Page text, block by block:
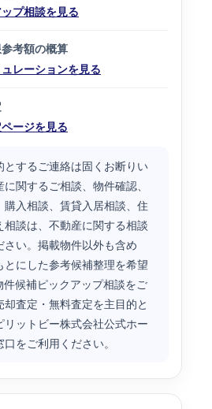
プ相談を見る
考額の概算
レーションを見る
ージを見る
とするご連絡は固くお断りい
関するご相談、物件確認、
購入相談、賃貸入居相談、住
相談は、不動産に関する相談
さい。掲載物件以外も含め
とにした参考候補整理を希望
候補ピックアップ相談をご
査定・無料査定を主目的と
リットビー株式会社公式ホー
をご利用ください。